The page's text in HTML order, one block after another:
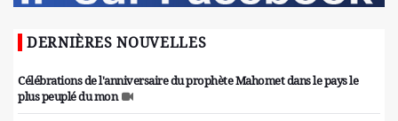
DERNIÈRES NOUVELLES
Célébrations de l'anniversaire du prophète Mahomet dans le pays le
plus peuplé du mon